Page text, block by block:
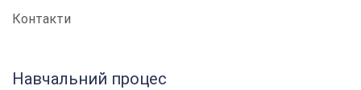
Контакти
Навчальний процес